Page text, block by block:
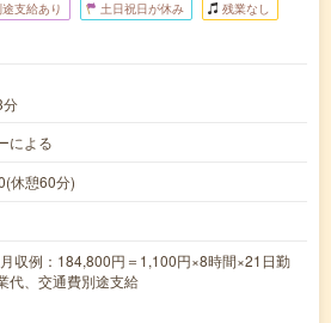
支給あり 土日祝日が休み 残業なし
分
による
休憩60分)
収例：184,800円＝1,100円×8時間×21日勤
代、交通費別途支給